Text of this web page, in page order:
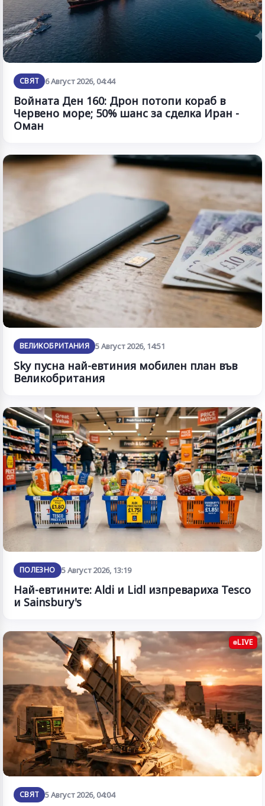
СВЯТ 6 Август 2026, 04:44
Войната Ден 160: Дрон потопи кораб в
Червено море; 50% шанс за сделка Иран -
Оман
ВЕЛИКОБРИТАНИЯ 5 Август 2026, 14:51
Sky пусна най-евтиния мобилен план във
Великобритания
ПОЛЕЗНО 5 Август 2026, 13:19
Най-евтините: Aldi и Lidl изпревариха Tesco
и Sainsbury's
LIVE
СВЯТ 5 Август 2026, 04:04